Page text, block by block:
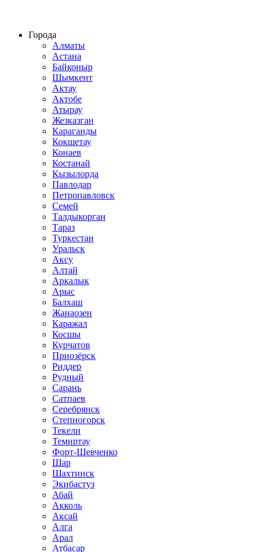
Города
Алматы
Астана
Байконыр
Шымкент
Актау
Актобе
Атырау
Жезказган
Караганды
Кокшетау
Конаев
Костанай
Кызылорда
Павлодар
Петропавловск
Семей
Талдыкорган
Тараз
Туркестан
Уральск
Аксу
Алтай
Аркалык
Арыс
Балхаш
Жанаозен
Каражал
Косшы
Курчатов
Приозёрск
Риддер
Рудный
Сарань
Сатпаев
Серебрянск
Степногорск
Текели
Темиртау
Форт-Шевченко
Шар
Шахтинск
Экибастуз
Абай
Акколь
Аксай
Алга
Арал
Атбасар